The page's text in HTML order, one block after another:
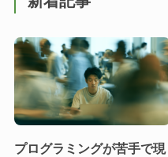
b
o
o
k
プログラミングが苦手で現